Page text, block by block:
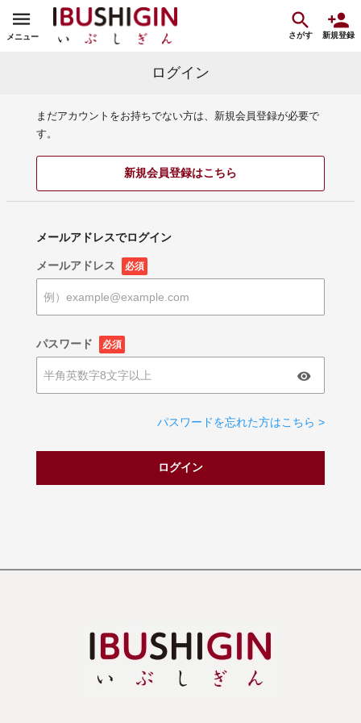
メニュー さがす 新規登録
ログイン
まだアカウントをお持ちでない方は、新規会員登録が必要で
す。
新規会員登録はこちら
メールアドレスでログイン
メールアドレス 必須
パスワード 必須
パスワードを忘れた方はこちら >
ログイン